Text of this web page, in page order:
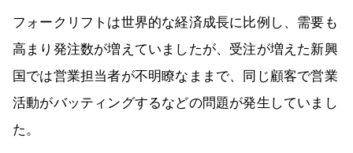
フォークリフトは世界的な経済成長に比例し、需要も
高まり発注数が増えていましたが、受注が増えた新興
国では営業担当者が不明瞭なままで、同じ顧客で営業
活動がバッティングするなどの問題が発生していまし
た。